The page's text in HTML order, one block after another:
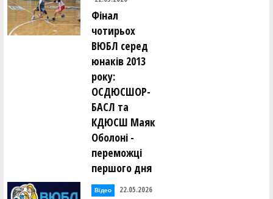
Фінал
чотирьох
ВЮБЛ серед
юнаків 2013
року:
ОСДЮСШОР-
БАСЛ та
КДЮСШ Маяк
Оболоні -
переможці
першого дня
Відео 22.05.2026